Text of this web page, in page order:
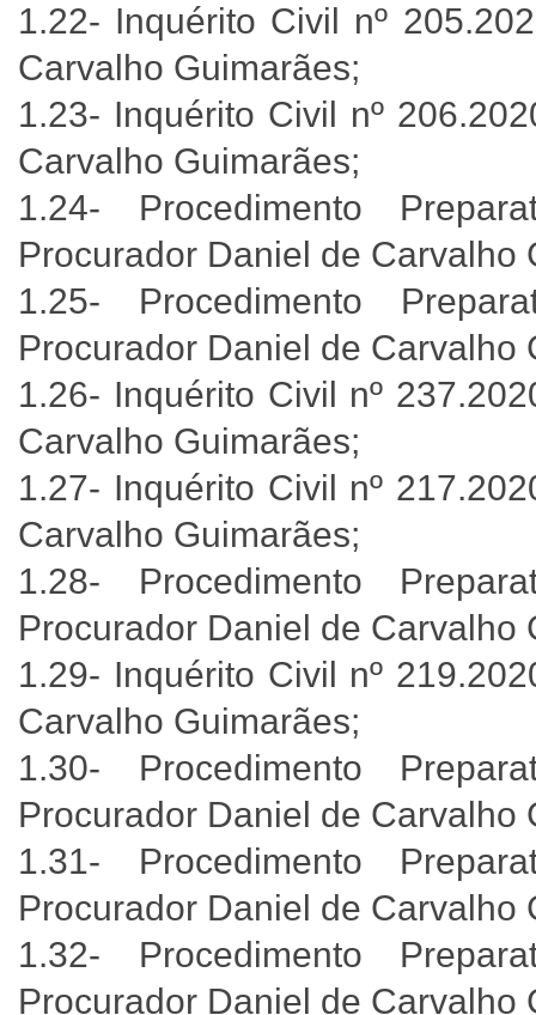
1.22- Inquérito Civil nº
Carvalho Guimarães;
1.23- Inquérito Civil nº
Carvalho Guimarães;
1.24- Procedimento
Procurador Daniel de Carvalho
1.25- Procedimento
Procurador Daniel de Carvalho
1.26- Inquérito Civil nº
Carvalho Guimarães;
1.27- Inquérito Civil nº
Carvalho Guimarães;
1.28- Procedimento
Procurador Daniel de Carvalho
1.29- Inquérito Civil nº
Carvalho Guimarães;
1.30- Procedimento
Procurador Daniel de Carvalho
1.31- Procedimento
Procurador Daniel de Carvalho
1.32- Procedimento
Procurador Daniel de Carvalho